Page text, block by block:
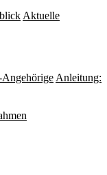
Aktuelle
Anleitung: